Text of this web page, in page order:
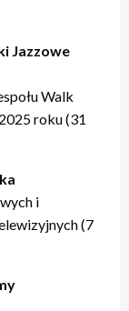
Jazzowe
Walk
roku (31
i
(7